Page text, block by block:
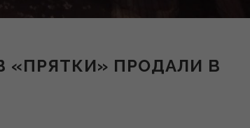
«ПРЯТКИ» ПРОДАЛИ В